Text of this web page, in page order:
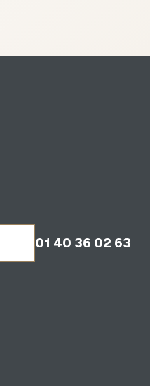
01 40 36 02 63